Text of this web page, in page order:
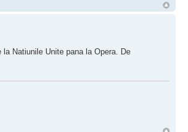
Natiunile Unite pana la Opera. De